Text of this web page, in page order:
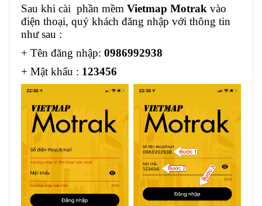
Sau khi cài phần mềm Vietmap Motrak vào
điện thoại, quý khách đăng nhập với thông tin
như sau :
+ Tên đăng nhập: 0986992938
+ Mật khẩu : 123456